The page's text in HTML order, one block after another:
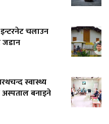
चलाउन
जडान
स्वास्थ्य
अस्पताल बनाइने